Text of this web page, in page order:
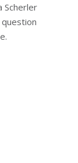
Scherler